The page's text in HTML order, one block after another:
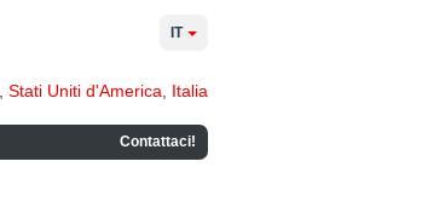
Stati Uniti d'America Italia
Contattaci!
IT